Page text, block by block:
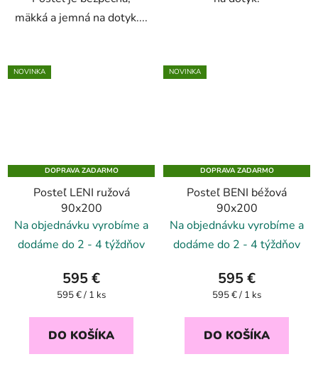
mäkká a jemná na dotyk....
NOVINKA
DOPRAVA ZADARMO
Posteľ LENI ružová
90x200
Na objednávku vyrobíme a
dodáme do 2 - 4 týždňov
595 €
Jednotková
595 € / 1 ks
DO KOŠÍKA
NOVINKA
DOPRAVA ZADARMO
Posteľ BENI béžová
90x200
Na objednávku vyrobíme a
dodáme do 2 - 4 týždňov
595 €
Jednotková
595 € / 1 ks
DO KOŠÍKA